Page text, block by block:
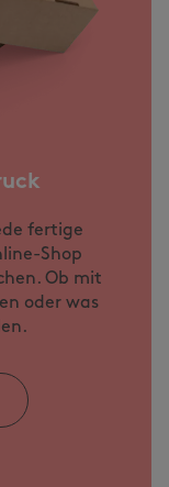
fertige
Shop
Ob mit
oder was